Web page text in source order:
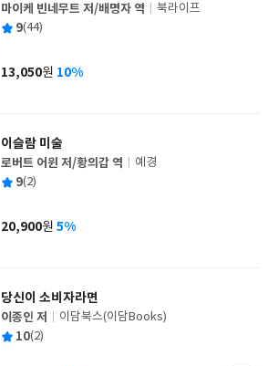
글
쓴
마이케 빈네무트 저/배명자 역
출
사
북라이프
평 9(44)
가
13,050원 10%
이슬람 미술
글
쓴
로버트 어윈 저/황의갑 역
출
사
예경
평 9(2)
가
20,900원 5%
당신이 소비자라면
글
쓴
이종인 저
출
이담북스(이담Books)
평 10(2)